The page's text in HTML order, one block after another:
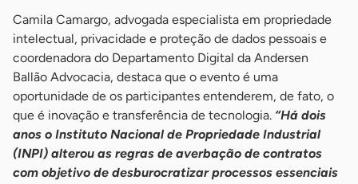
Camila Camargo, advogada especialista em propriedade
intelectual, privacidade e proteção de dados pessoais e
coordenadora do Departamento Digital da Andersen
Ballão Advocacia, destaca que o evento é uma
oportunidade de os participantes entenderem, de fato, o
que é inovação e transferência de tecnologia. “Há dois
anos o Instituto Nacional de Propriedade Industrial
(INPI) alterou as regras de averbação de contratos
com objetivo de desburocratizar processos essenciais